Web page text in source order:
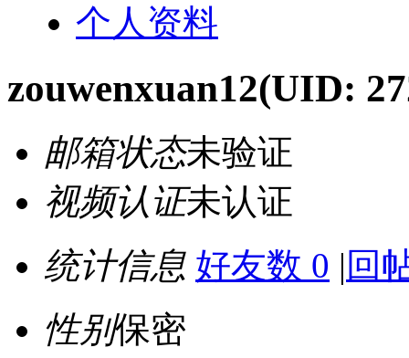
个人资料
zouwenxuan12(UID:
邮箱状态未验证
视频认证未认证
统计信息 好友数 0 | 回
性别保密